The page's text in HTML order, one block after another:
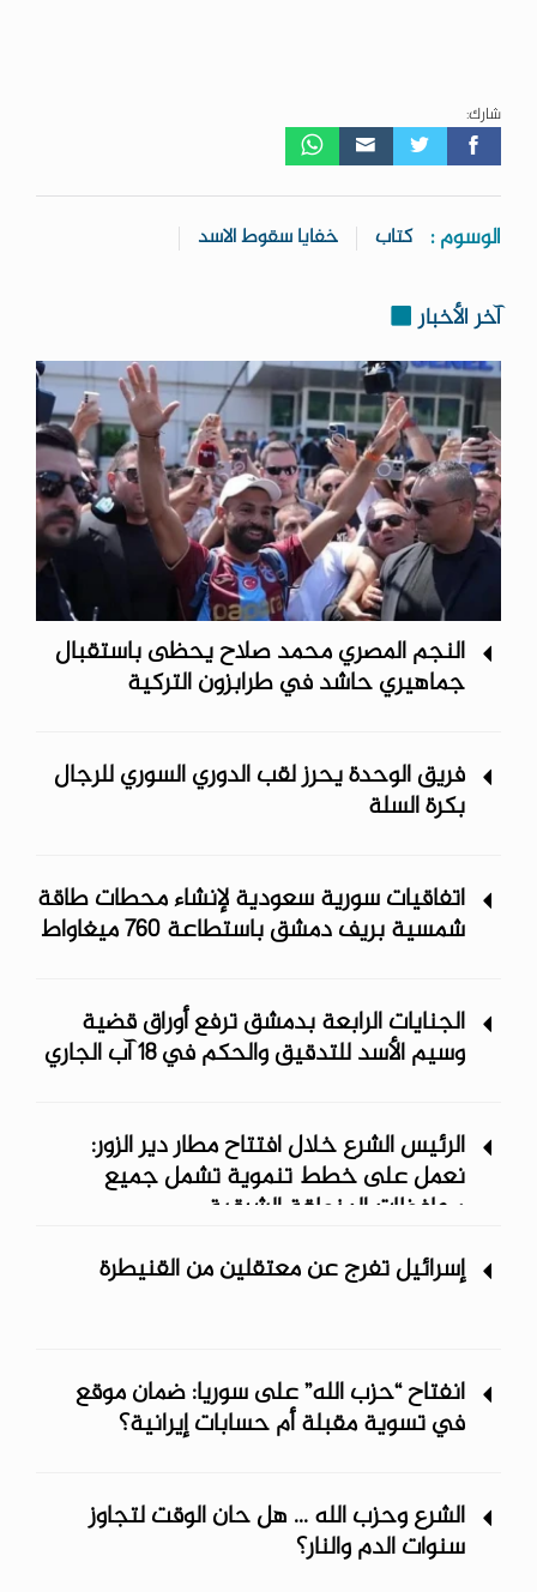
شارك:
الوسوم : كتاب خفايا سقوط الاسد
آخر الأخبار
النجم المصري محمد صلاح يحظى باستقبال
جماهيري حاشد في طرابزون التركية
فريق الوحدة يحرز لقب الدوري السوري للرجال
بكرة السلة
اتفاقيات سورية سعودية لإنشاء محطات طاقة
شمسية ‏بريف دمشق باستطاعة 760 ميغاواط
الجنايات الرابعة بدمشق ترفع أوراق قضية
وسيم الأسد للتدقيق والحكم في 18 آب الجاري
الرئيس الشرع خلال افتتاح مطار دير الزور:
نعمل على خطط تنموية تشمل جميع
محافظات المنطقة الشرقية
إسرائيل تفرج عن معتقلين من القنيطرة
انفتاح “حزب الله” على سوريا: ضمان موقع
في تسوية مقبلة أم حسابات إيرانية؟
الشرع وحزب الله ... هل حان الوقت لتجاوز
سنوات الدم والنار؟